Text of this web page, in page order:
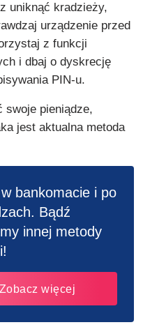
uniknąć kradzieży,
urządzenie przed
z funkcji
i dbaj o dyskrecję
PIN-u.
swoje pieniądze,
jest aktualna metoda
bankomacie i po
Bądź
innej metody
Zobacz więcej